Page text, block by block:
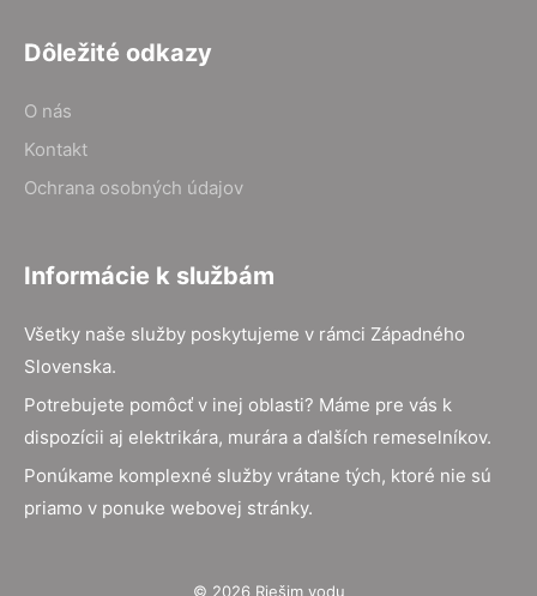
Dôležité odkazy
O nás
Kontakt
Ochrana osobných údajov
Informácie k službám
Všetky naše služby poskytujeme v rámci Západného
Slovenska.
Potrebujete pomôcť v inej oblasti? Máme pre vás k
dispozícii aj elektrikára, murára a ďalších remeselníkov.
Ponúkame komplexné služby vrátane tých, ktoré nie sú
priamo v ponuke webovej stránky.
© 2026 Riešim vodu